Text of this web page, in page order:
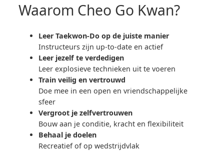
Waarom Cheo Go Kwan?
Leer Taekwon-Do op de juiste manier
Instructeurs zijn up-to-date en actief
Leer jezelf te verdedigen
Leer explosieve technieken uit te voeren
Train veilig en vertrouwd
Doe mee in een open en vriendschappelijke
sfeer
Vergroot je zelfvertrouwen
Bouw aan je conditie, kracht en flexibiliteit
Behaal je doelen
Recreatief of op wedstrijdvlak